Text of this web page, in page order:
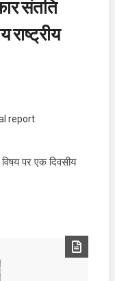
संतति
राष्ट्रीय
report
पर एक दिवसीय